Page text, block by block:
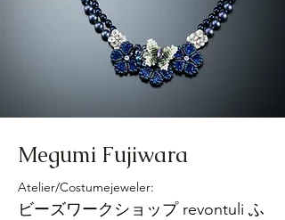
Megumi Fujiwara
Atelier/Costumejeweler:
ビーズワークショップ revontuli ふ